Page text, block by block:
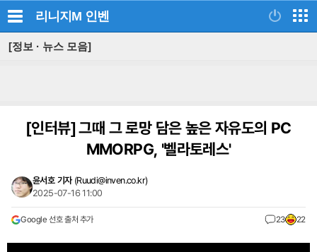
리니지M 인벤
[정보 · 뉴스 모음]
[인터뷰]그때 그 로망 담은 높은 자유도의 PC
MMORPG, '벨라토레스'
윤서호 기자 (Ruudi@inven.co.kr)
2025-07-16 11:00
Google 선호 출처 추가 23 22